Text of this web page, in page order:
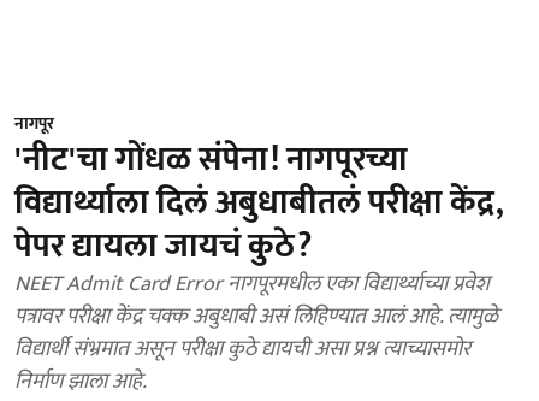
नागपूर
'नीट'चा गोंधळ संपेना! नागपूरच्या
विद्यार्थ्याला दिलं अबुधाबीतलं परीक्षा केंद्र,
पेपर द्यायला जायचं कुठे?
NEET Admit Card Error नागपूरमधील एका विद्यार्थ्याच्या प्रवेश
पत्रावर परीक्षा केंद्र चक्क अबुधाबी असं लिहिण्यात आलं आहे. त्यामुळे
विद्यार्थी संभ्रमात असून परीक्षा कुठे द्यायची असा प्रश्न त्याच्यासमोर
निर्माण झाला आहे.